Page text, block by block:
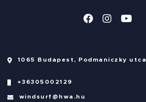
1065 Budapest, Podmaniczky utca
+36305002129
windsurf@hwa.hu